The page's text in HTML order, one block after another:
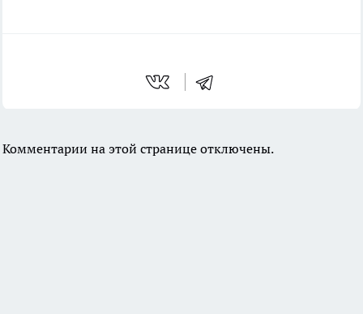
Комментарии на этой странице отключены.